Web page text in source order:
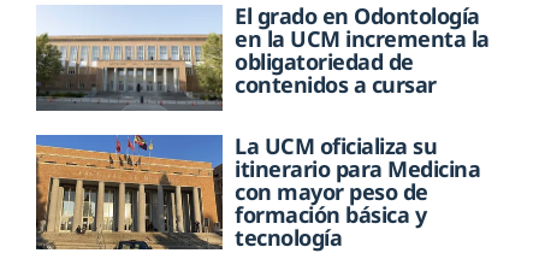
El grado en Odontología
en la UCM incrementa la
obligatoriedad de
contenidos a cursar
La UCM oficializa su
itinerario para Medicina
con mayor peso de
formación básica y
tecnología